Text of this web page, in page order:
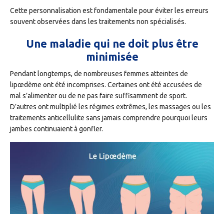
Cette personnalisation est fondamentale pour éviter les erreurs
souvent observées dans les traitements non spécialisés.
Une maladie qui ne doit plus être
minimisée
Pendant longtemps, de nombreuses femmes atteintes de
lipœdème ont été incomprises. Certaines ont été accusées de
mal s’alimenter ou de ne pas faire suffisamment de sport.
D’autres ont multiplié les régimes extrêmes, les massages ou les
traitements anticellulite sans jamais comprendre pourquoi leurs
jambes continuaient à gonfler.